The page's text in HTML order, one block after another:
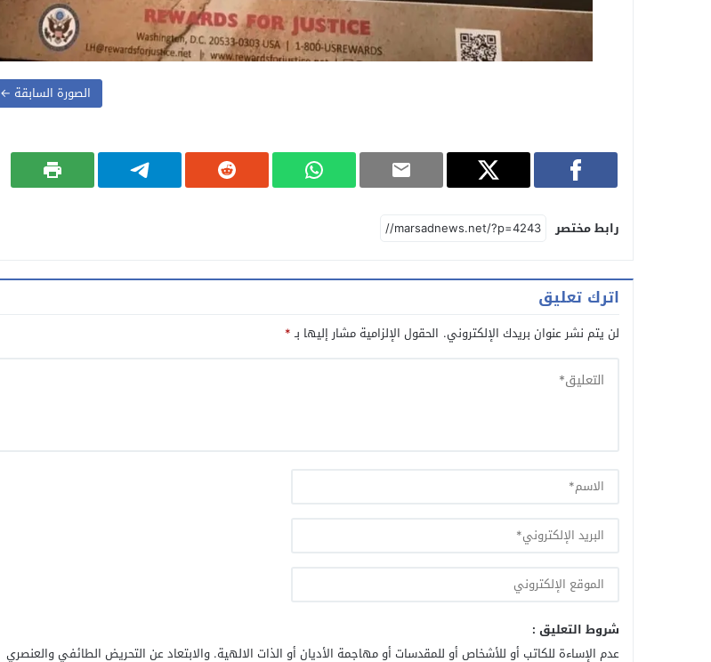
الصورة السابقة ←
رابط مختصر
اترك تعليق
لن يتم نشر عنوان بريدك الإلكتروني. الحقول الإلزامية مشار إليها بـ*
شروط التعليق :
عدم الإساءة للكاتب أو للأشخاص أو للمقدسات أو مهاجمة الأديان أو الذات الالهية. والابتعاد عن التحريض الطائفي والعنصري